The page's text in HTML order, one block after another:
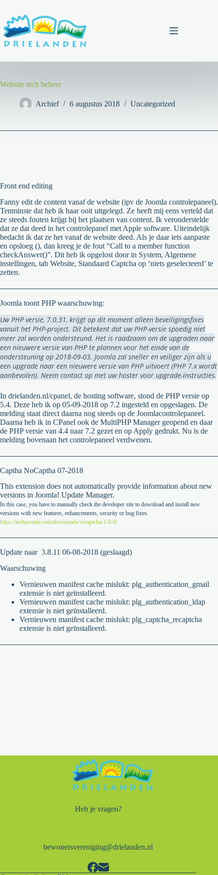
de
inhoud
Website tech beheer
Archief 6 augustus 2018 Uncategorized
Front end editing
Fanny edit de content vanaf de website (ipv de Joomla controlepaneel).
Tenminste dat heb ik haar ooit uitgelegd. Ze heeft mij eens verteld dat
ze steeds fouten krijgt bij het plaatsen van content. Ik veronderstelde
dat ze dat deed in het controlepanel met Apple software. Uiteindelijk
bedacht ik dat ze het vanaf de website deed. Als je daar iets aanpaste
en opsloeg (), dan kreeg je de fout “Call to a member function
checkAnswer()”. Dit heb ik opgelost door in System, Algemene
instellingen, tab Website, Standaard Captcha op ‘niets geselecteerd’ te
zetten.
Joomla toont PHP waarschuwing:
Uw PHP versie, 7.0.31, krijgt op dit moment alleen beveiligingsfixes
vanuit het PHP-project. Dit betekent dat uw PHP-versie spoedig niet
meer zal worden ondersteund. Het is raadzaam om de upgraden naar
een nieuwere versie van PHP te plannen voor het einde van de
ondersteuning op 2018-09-03. Joomla zal sneller en veiliger zijn als u
een upgrade naar een nieuwere versie van PHP uitvoert (PHP 7.x wordt
aanbevolen). Neem contact op met uw hoster voor upgrade-instructies.
In drielanden.nl/cpanel, de hosting software, stond de PHP versie op
5.4. Deze heb ik op 05-09-2018 op 7.2 ingesteld en opgeslagen. De
melding staat direct daarna nog steeds op de Joomlacontrolepaneel.
Daarna heb ik in CPanel ook de MultiPHP Manager geopend en daar
de PHP versie van 4.4 naar 7.2 gezet en op Apply gedrukt. Nu is de
melding bovenaan het controlepaneel verdwenen.
Captha NoCaptha 07-2018
This extension does not automatically provide information about new
versions in Joomla! Update Manager.
In this case, you have to manually check the developer site to download and install new
versions with new features, enhancements, security or bug fixes.
https://techjoomla.com/downloads/recaptcha-1-0-0/
Update naar 3.8.11 06-08-2018 (geslaagd)
Waarschuwing
Vernieuwen manifest cache mislukt: plg_authentication_gmail
extensie is niet geïnstalleerd.
Vernieuwen manifest cache mislukt: plg_authentication_ldap
extensie is niet geïnstalleerd.
Vernieuwen manifest cache mislukt: plg_captcha_recaptcha
extensie is niet geïnstalleerd.
Heb je vragen?
bewonersvereniging@drielanden.nl